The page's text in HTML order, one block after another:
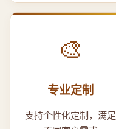
🎨
专业定制
支持个性化定制，满足